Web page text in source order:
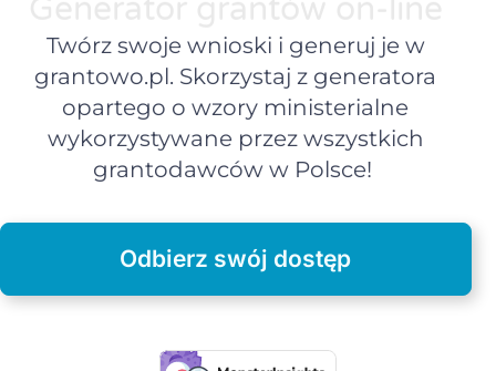
Twórz swoje wnioski i generuj je w
grantowo.pl. Skorzystaj z generatora
opartego o wzory ministerialne
wykorzystywane przez wszystkich
grantodawców w Polsce!
Odbierz swój dostęp